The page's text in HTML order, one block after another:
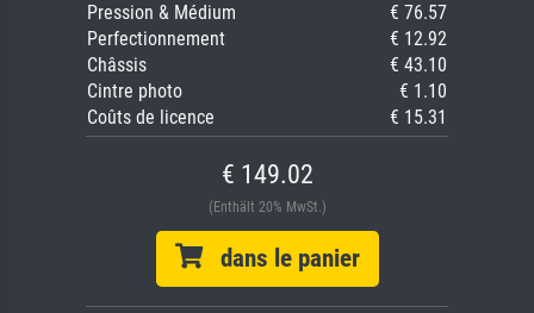
Pression & Médium
€ 76.57
Perfectionnement
€ 12.92
Châssis
€ 43.10
Cintre photo
€ 1.10
Coûts de licence
€ 15.31
€ 149.02
(Enthält 20% MwSt.)
dans le panier